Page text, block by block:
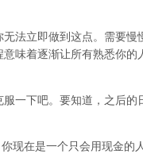
无法立即做到这点。需要慢
味着逐渐让所有熟悉你的
服一下吧。要知道，之后的
你现在是一个只会用现金的